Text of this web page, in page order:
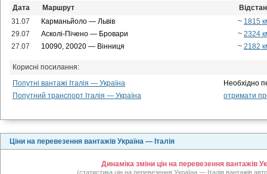
Дата Маршрут
31.07
Карманьйоло — Львів ~ 1815
29.07
Асколі-Пічено — Бровари ~ 2324
27.07
10090, 20020 — Вінниця ~ 2182
Корисні посилання:
Попутні вантажі Італія — Україна
Необхідно
Попутний транспорт Італія — Україна
отримати
Ціни на перевезення вантажів Україна — Італія
Динаміка зміни цін на перевезення вантажів
(статистика цін на перевезення Україна — Італія вантажів